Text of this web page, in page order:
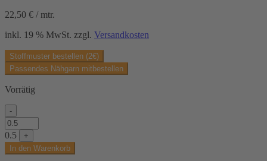
22,50 € / mtr.
inkl. 19 % MwSt. zzgl. Versandkosten
Stoffmuster bestellen (2€)
Passendes Nähgarn mitbestellen
Vorrätig
-
Jeansstoff,
dunkelblau,
uni
Menge
0.5
+
In den Warenkorb